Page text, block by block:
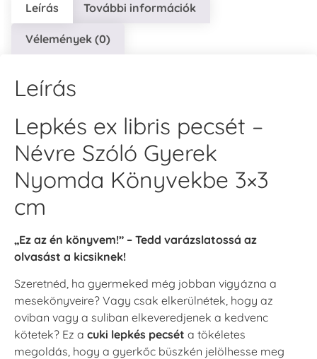
Leírás További információk
Vélemények (0)
Leírás
Lepkés ex libris pecsét –
Névre Szóló Gyerek
Nyomda Könyvekbe 3×3
cm
„Ez az én könyvem!” – Tedd varázslatossá az
olvasást a kicsiknek!
Szeretnéd, ha gyermeked még jobban vigyázna a
mesekönyveire? Vagy csak elkerülnétek, hogy az
oviban vagy a suliban elkeveredjenek a kedvenc
kötetek? Ez a cuki lepkés pecsét a tökéletes
megoldás, hogy a gyerkőc büszkén jelölhesse meg